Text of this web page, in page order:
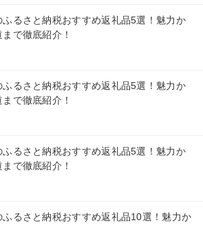
ふるさと納税おすすめ返礼品5選！魅力か
で徹底紹介！
ふるさと納税おすすめ返礼品5選！魅力か
で徹底紹介！
ふるさと納税おすすめ返礼品5選！魅力か
で徹底紹介！
ふるさと納税おすすめ返礼品10選！魅力か